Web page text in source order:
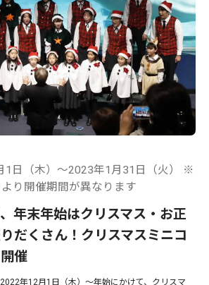
1日（木）〜2023年1月31日（火） ※
り開催期間が異なります
年末年始はクリスマス・お正
だくさん！クリスマスミニコ
催
年12月1日（木）〜年始にかけて、クリスマ